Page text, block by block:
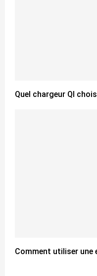
Quel chargeur QI
Comment utiliser une